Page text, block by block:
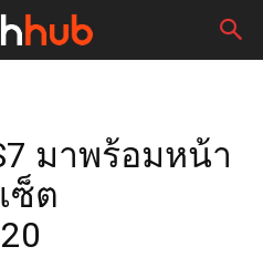
มาพร้อมหน้า
ซ็ต